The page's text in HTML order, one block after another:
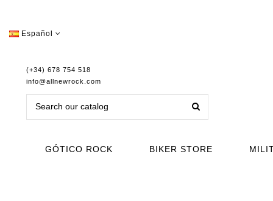
Español
(+34) 678 754 518
info@allnewrock.com
GÓTICO ROCK BIKER STORE